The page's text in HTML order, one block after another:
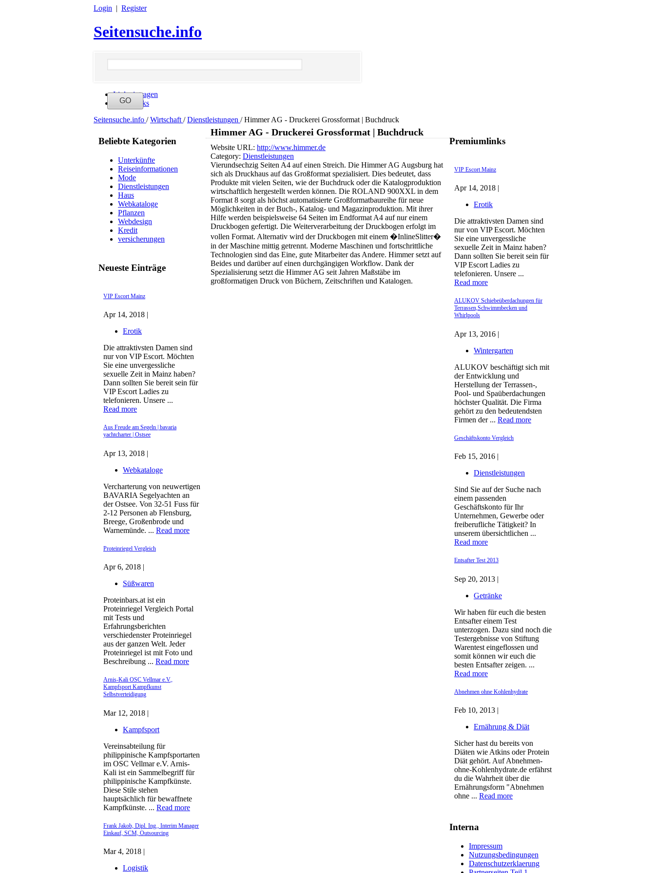
Login | Register
Seitensuche.info
Link eintragen
Neue Links
Seitensuche.info / Wirtschaft / Dienstleistungen / Himmer AG - Druckerei Grossformat | Buchdruck
Beliebte Kategorien
Unterkünfte
Reiseinformationen
Mode
Dienstleistungen
Haus
Webkataloge
Pflanzen
Webdesign
Kredit
versicherungen
Neueste Einträge
VIP Escort Mainz
Apr 14, 2018 |
Erotik
Die attraktivsten Damen sind
nur von VIP Escort. Möchten
Sie eine unvergessliche
sexuelle Zeit in Mainz haben?
Dann sollten Sie bereit sein für
VIP Escort Ladies zu
telefonieren. Unsere ...
Read more
Aus Freude am Segeln | bavaria
yachtcharter | Ostsee
Apr 13, 2018 |
Webkataloge
Vercharterung von neuwertigen
BAVARIA Segelyachten an
der Ostsee. Von 32-51 Fuss für
2-12 Personen ab Flensburg,
Breege, Großenbrode und
Warnemünde. ... Read more
Proteinriegel Vergleich
Apr 6, 2018 |
Süßwaren
Proteinbars.at ist ein
Proteinriegel Vergleich Portal
mit Tests und
Erfahrungsberichten
verschiedenster Proteinriegel
aus der ganzen Welt. Jeder
Proteinriegel ist mit Foto und
Beschreibung ... Read more
Arnis-Kali OSC Vellmar e.V.,
Kampfsport Kampfkunst
Selbstverteidigung
Mar 12, 2018 |
Kampfsport
Vereinsabteilung für
philippinische Kampfsportarten
im OSC Vellmar e.V. Arnis-
Kali ist ein Sammelbegriff für
philippinische Kampfkünste.
Diese Stile stehen
hauptsächlich für bewaffnete
Kampfkünste. ... Read more
Frank Jakob, Dipl. Ing., Interim Manager
Einkauf, SCM, Outsourcing
Mar 4, 2018 |
Logistik
Premiumlinks
VIP Escort Mainz
Apr 14, 2018 |
Erotik
Die attraktivsten Damen sind
nur von VIP Escort. Möchten
Sie eine unvergessliche
sexuelle Zeit in Mainz haben?
Dann sollten Sie bereit sein für
VIP Escort Ladies zu
telefonieren. Unsere ...
Read more
ALUKOV Schiebeüberdachungen für
Terrassen,Schwimmbecken und
Whirlpools
Apr 13, 2016 |
Wintergarten
ALUKOV beschäftigt sich mit
der Entwicklung und
Herstellung der Terrassen-,
Pool- und Spaüberdachungen
höchster Qualität. Die Firma
gehört zu den bedeutendsten
Firmen der ... Read more
Geschäftskonto Vergleich
Feb 15, 2016 |
Dienstleistungen
Sind Sie auf der Suche nach
einem passenden
Geschäftskonto für Ihr
Unternehmen, Gewerbe oder
freiberufliche Tätigkeit? In
unserem übersichtlichen ...
Read more
Entsafter Test 2013
Sep 20, 2013 |
Getränke
Wir haben für euch die besten
Entsafter einem Test
unterzogen. Dazu sind noch die
Testergebnisse von Stiftung
Warentest eingeflossen und
somit können wir euch die
besten Entsafter zeigen. ...
Read more
Abnehmen ohne Kohlenhydrate
Feb 10, 2013 |
Ernährung & Diät
Sicher hast du bereits von
Diäten wie Atkins oder Protein
Diät gehört. Auf Abnehmen-
ohne-Kohlenhydrate.de erfährst
du die Wahrheit über die
Ernährungsform "Abnehmen
ohne ... Read more
Interna
Impressum
Nutzungsbedingungen
Datenschutzerklaerung
Himmer AG - Druckerei Grossformat | Buchdruck
Website URL: http://www.himmer.de
Category: Dienstleistungen
Vierundsechzig Seiten A4 auf einen Streich. Die Himmer AG Augsburg hat
sich als Druckhaus auf das Großformat spezialisiert. Dies bedeutet, dass
Produkte mit vielen Seiten, wie der Buchdruck oder die Katalogproduktion
wirtschaftlich hergestellt werden können. Die ROLAND 900XXL in dem
Format 8 sorgt als höchst automatisierte Großformatbaureihe für neue
Möglichkeiten in der Buch-, Katalog- und Magazinproduktion. Mit ihrer
Hilfe werden beispielsweise 64 Seiten im Endformat A4 auf nur einem
Druckbogen gefertigt. Die Weiterverarbeitung der Druckbogen erfolgt im
vollen Format. Alternativ wird der Druckbogen mit einem �InlineSlitter�
in der Maschine mittig getrennt. Moderne Maschinen und fortschrittliche
Technologien sind das Eine, gute Mitarbeiter das Andere. Himmer setzt auf
Beides und darüber auf einen durchgängigen Workflow. Dank der
Spezialisierung setzt die Himmer AG seit Jahren Maßstäbe im
großformatigen Druck von Büchern, Zeitschriften und Katalogen.